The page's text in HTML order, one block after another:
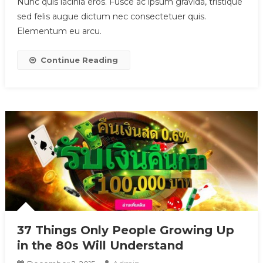
sed felis augue dictum nec consectetuer quis.
Elementum eu arcu.
Continue Reading
37 Things Only People Growing Up
in the 80s Will Understand